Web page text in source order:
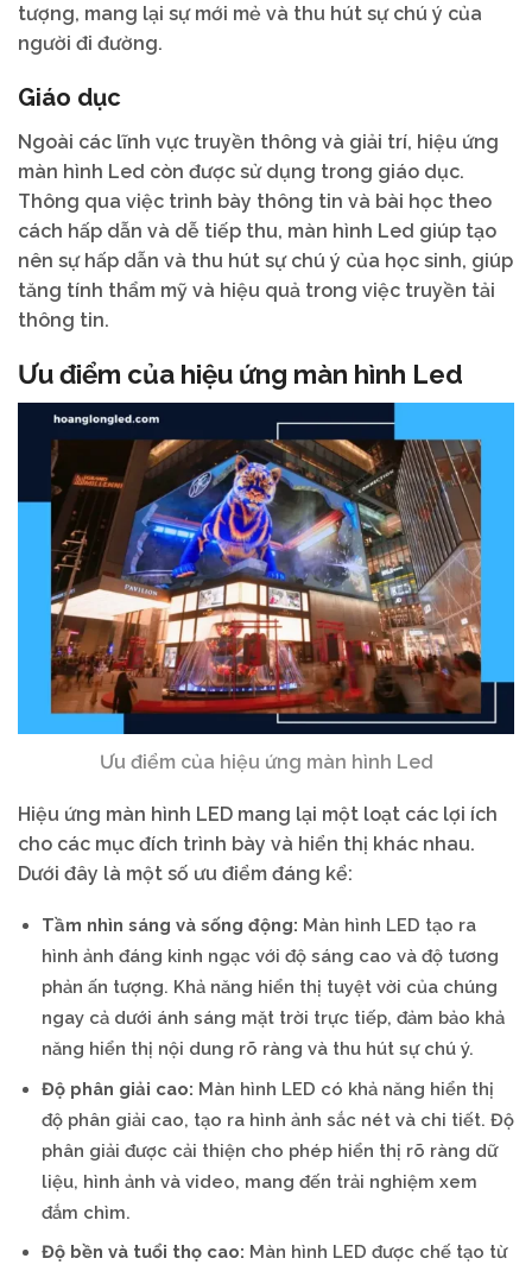
tượng, mang lại sự mới mẻ và thu hút sự chú ý của
người đi đường.
Giáo dục
Ngoài các lĩnh vực truyền thông và giải trí, hiệu ứng
màn hình Led còn được sử dụng trong giáo dục.
Thông qua việc trình bày thông tin và bài học theo
cách hấp dẫn và dễ tiếp thu, màn hình Led giúp tạo
nên sự hấp dẫn và thu hút sự chú ý của học sinh, giúp
tăng tính thẩm mỹ và hiệu quả trong việc truyền tải
thông tin.
Ưu điểm của hiệu ứng màn hình Led
Ưu điểm của hiệu ứng màn hình Led
Hiệu ứng màn hình LED mang lại một loạt các lợi ích
cho các mục đích trình bày và hiển thị khác nhau.
Dưới đây là một số ưu điểm đáng kể:
Tầm nhìn sáng và sống động: Màn hình LED tạo ra
hình ảnh đáng kinh ngạc với độ sáng cao và độ tương
phản ấn tượng. Khả năng hiển thị tuyệt vời của chúng
ngay cả dưới ánh sáng mặt trời trực tiếp, đảm bảo khả
năng hiển thị nội dung rõ ràng và thu hút sự chú ý.
Độ phân giải cao: Màn hình LED có khả năng hiển thị
độ phân giải cao, tạo ra hình ảnh sắc nét và chi tiết. Độ
phân giải được cải thiện cho phép hiển thị rõ ràng dữ
liệu, hình ảnh và video, mang đến trải nghiệm xem
đắm chìm.
Độ bền và tuổi thọ cao: Màn hình LED được chế tạo từ